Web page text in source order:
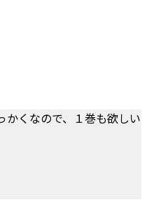
かくなので、１巻も欲しい